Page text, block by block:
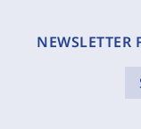
NEWSLETTER